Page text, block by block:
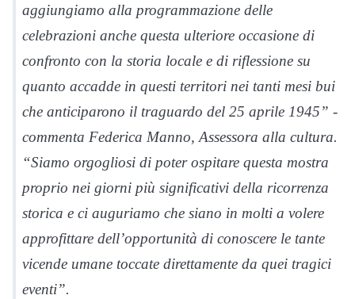
aggiungiamo alla programmazione delle
celebrazioni anche questa ulteriore occasione di
confronto con la storia locale e di riflessione su
quanto accadde in questi territori nei tanti mesi bui
che anticiparono il traguardo del 25 aprile 1945” -
commenta Federica Manno, Assessora alla cultura.
“Siamo orgogliosi di poter ospitare questa mostra
proprio nei giorni più significativi della ricorrenza
storica e ci auguriamo che siano in molti a volere
approfittare dell’opportunità di conoscere le tante
vicende umane toccate direttamente da quei tragici
eventi”.